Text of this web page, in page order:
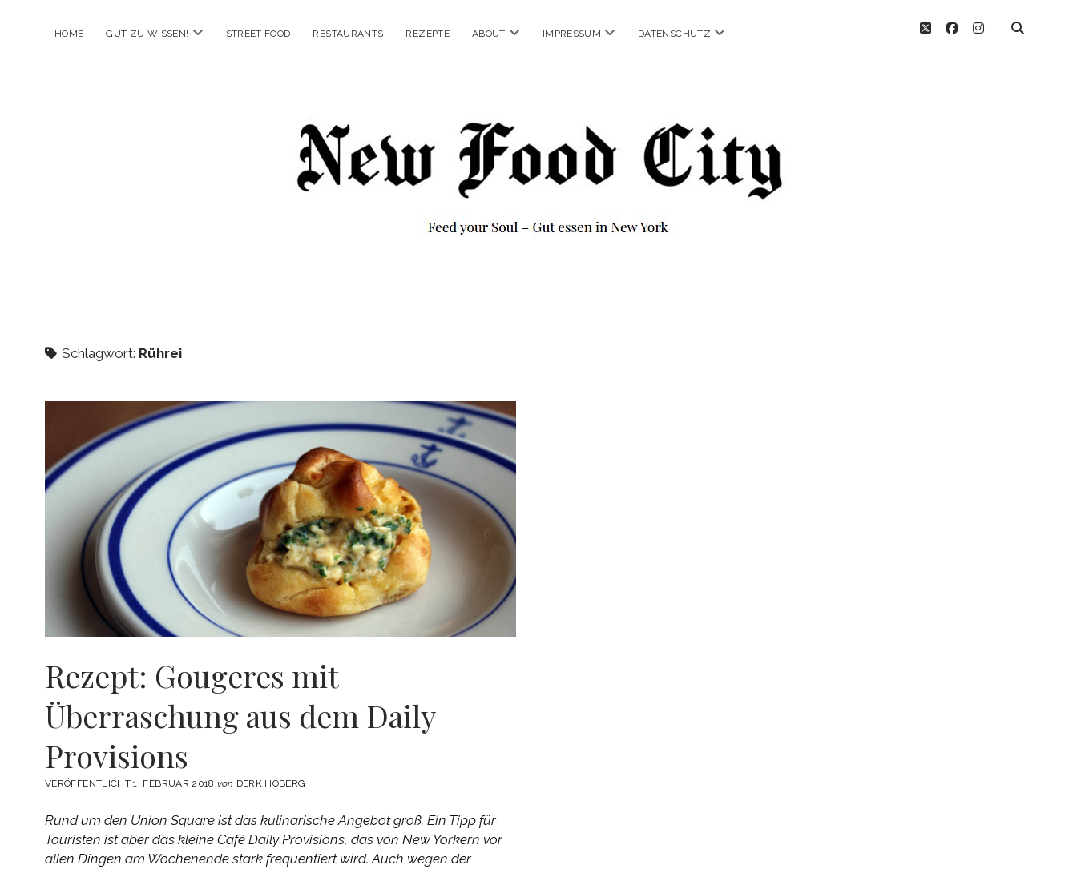
HOME GUT ZU WISSEN! Menü
STREET FOOD RESTAURANTS REZEPTE ABOUT Menü
IMPRESSUM Menü
DATENSCHUTZ Menü
twitterfacebook
instagram
Schlagwort: Rührei
Rezept: Gougeres mit
Überraschung aus dem Daily
Provisions
VERÖFFENTLICHT 1. FEBRUAR 2018von DERK HOBERG
Rund um den Union Square ist das kulinarische Angebot groß. Ein Tipp für
Touristen ist aber das kleine Café Daily Provisions, das von New Yorkern vor
allen Dingen am Wochenende stark frequentiert wird. Auch wegen der